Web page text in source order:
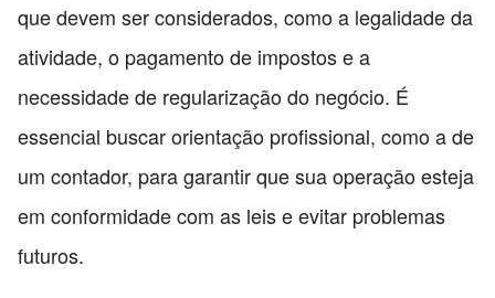
que devem ser considerados, como a legalidade da
atividade, o pagamento de impostos e a
necessidade de regularização do negócio. É
essencial buscar orientação profissional, como a de
um contador, para garantir que sua operação esteja
em conformidade com as leis e evitar problemas
futuros.